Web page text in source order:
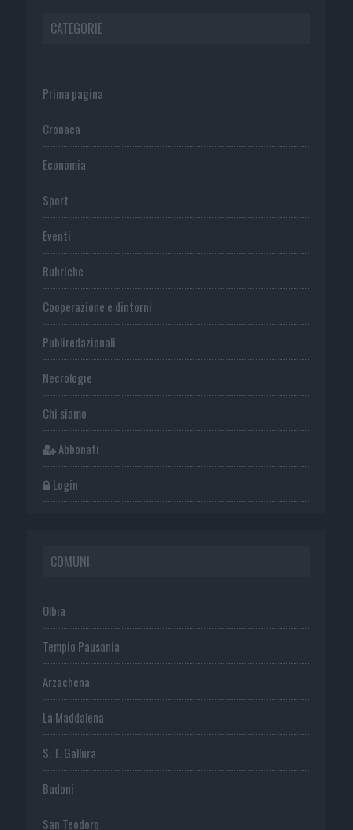
CATEGORIE
Prima pagina
Cronaca
Economia
Sport
Eventi
Rubriche
Cooperazione e dintorni
Publiredazionali
Necrologie
Chi siamo
Abbonati
Login
COMUNI
Olbia
Tempio Pausania
Arzachena
La Maddalena
S. T. Gallura
Budoni
San Teodoro